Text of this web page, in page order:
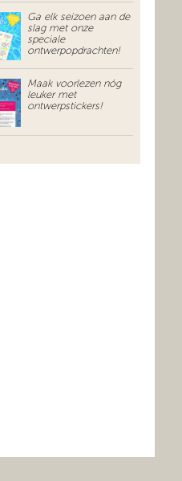
Ga elk seizoen aan de
slag met onze
speciale
ontwerpopdrachten!
Maak voorlezen nóg
leuker met
ontwerpstickers!